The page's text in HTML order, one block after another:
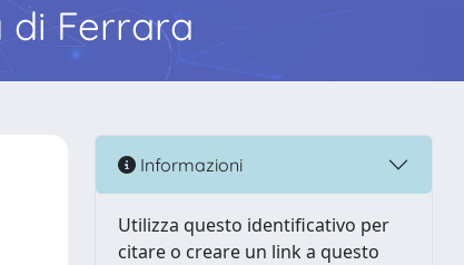
di Ferrara
Informazioni
Utilizza questo identificativo per
citare o creare un link a questo